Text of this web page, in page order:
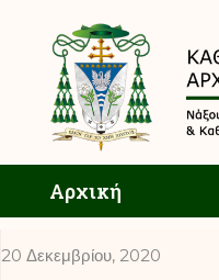
Αρχική
20 Δεκεμβρίου, 2020